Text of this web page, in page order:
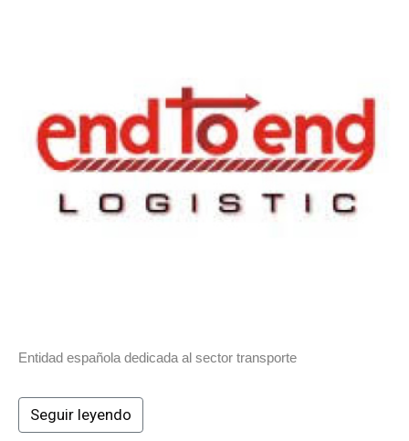
Entidad española dedicada al sector transporte
Seguir leyendo